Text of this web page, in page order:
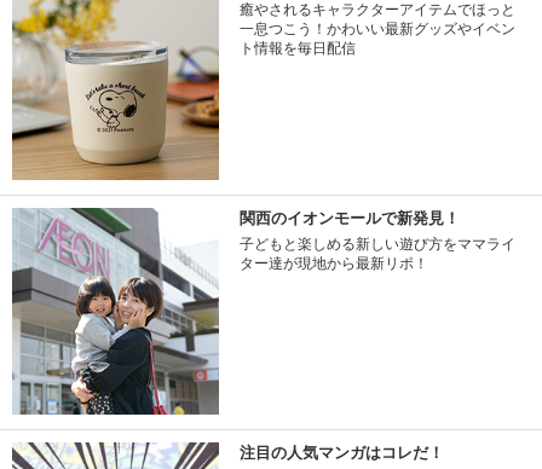
癒やされるキャラクターアイテムでほっと
一息つこう！かわいい最新グッズやイベン
ト情報を毎日配信
関西のイオンモールで新発見！
子どもと楽しめる新しい遊び方をママライ
ター達が現地から最新リポ！
注目の人気マンガはコレだ！